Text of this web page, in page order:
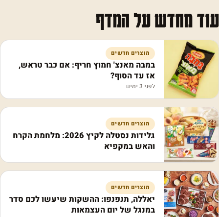
עוד מחדש על המדף
מוצרים חדשים
במבה מאנצ' חמוץ חריף: אם כבר טראש,
אז עד הסוף?
לפני 3 ימים
מוצרים חדשים
גלידות נסטלה לקיץ 2026: מלחמת הקרח
והאש במקפיא
מוצרים חדשים
יאללה, תנפנפו: ההשקות שיעשו לכם סדר
במנגל של יום העצמאות